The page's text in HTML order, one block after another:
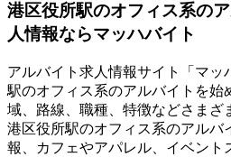
港区役所駅のオフィス系の
人情報ならマッハバイト
アルバイト求人情報サイト「マッ
駅のオフィス系のアルバイトを始
域、路線、職種、特徴などさまざ
港区役所駅のオフィス系のアルバ
報、カフェやアパレル、イベント